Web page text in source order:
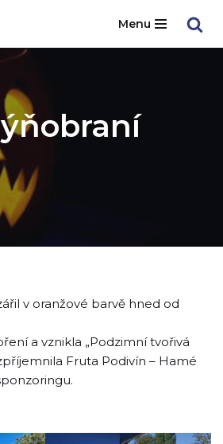
Menu
v oranžové barvě hned od
a vznikla „Podzimní tvořivá
Fruta Podivín – Hamé